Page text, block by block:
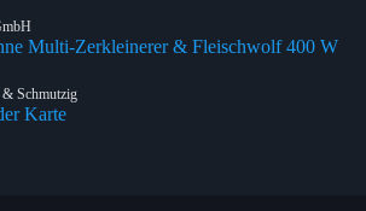
Multi-Zerkleinerer & Fleischwolf 400 W
Schmutzig
Karte